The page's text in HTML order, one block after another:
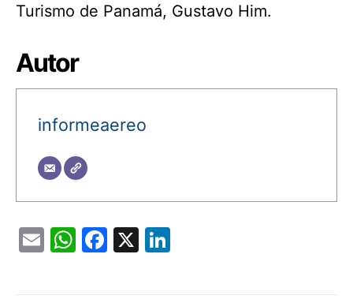
Turismo de Panamá, Gustavo Him.
Autor
informeaereo
EmailWhatsApp
Facebook
X